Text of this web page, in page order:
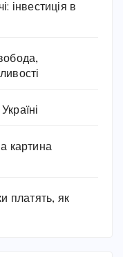
інвестиція в
картина
платять, як